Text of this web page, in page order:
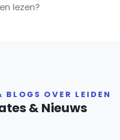
lezen?
BLOGS OVER LEIDEN
& Nieuws